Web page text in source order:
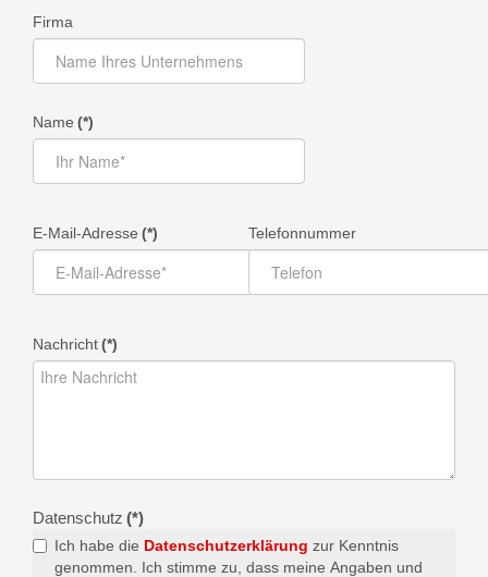
Firma
Name (*)
E-Mail-Adresse (*) Telefonnummer
Nachricht(*)
Datenschutz (*)
Ich habe die Datenschutzerklärung zur Kenntnis
genommen. Ich stimme zu, dass meine Angaben und